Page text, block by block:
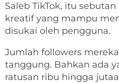
Saleb TikTok, itu
kreatif yang mampu
disukai oleh pengguna.
Jumlah followers
tanggung. Bahkan ada
ratusan ribu hingga